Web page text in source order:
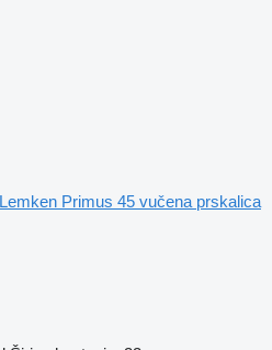
Lemken Primus 45 vučena prskalica